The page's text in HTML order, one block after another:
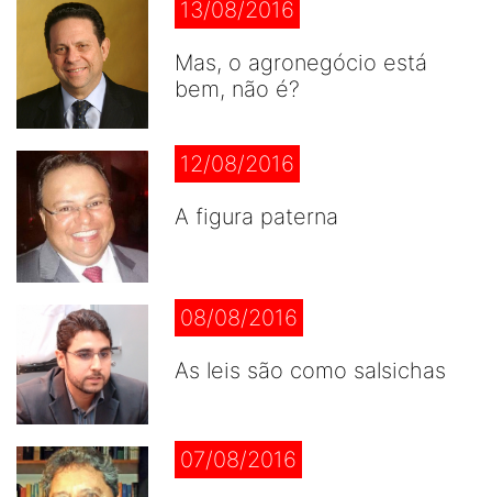
13/08/2016
Mas, o agronegócio está
bem, não é?
12/08/2016
A figura paterna
08/08/2016
As leis são como salsichas
07/08/2016